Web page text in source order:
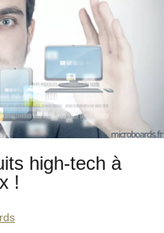
high-tech à
!